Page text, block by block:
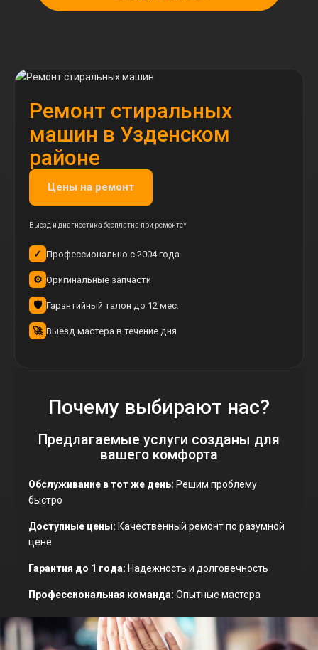
Ремонт стиральных
машин в Узденском
районе
Цены на ремонт
Выезд и диагностика бесплатна при ремонте*
✓ Профессионально с 2004 года
⚙️ Оригинальные запчасти
🛡 Гарантийный талон до 12 мес.
🚀 Выезд мастера в течение дня
Почему выбирают нас?
Предлагаемые услуги созданы для
вашего комфорта
Обслуживание в тот же день: Решим проблему
быстро
Доступные цены: Качественный ремонт по разумной
цене
Гарантия до 1 года: Надежность и долговечность
Профессиональная команда: Опытные мастера